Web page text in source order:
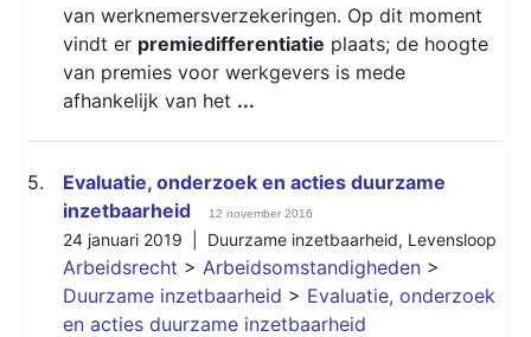
van werknemersverzekeringen. Op dit moment
vindt er premiedifferentiatie plaats; de hoogte
van premies voor werkgevers is mede
afhankelijk van het ...
5.
Evaluatie, onderzoek en acties duurzame
inzetbaarheid
12 november 2016
24 januari 2019 | Duurzame inzetbaarheid, Levensloop
Arbeidsrecht > Arbeidsomstandigheden >
Duurzame inzetbaarheid > Evaluatie, onderzoek
en acties duurzame inzetbaarheid